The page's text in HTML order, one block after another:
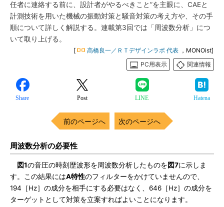
任者に連絡する前に、設計者がやるべきこと”を主眼に、CAEと
計測技術を用いた機械の振動対策と騒音対策の考え方や、その手
順について詳しく解説する。連載第3回では「周波数分析」につ
いて取り上げる。
[ 高橋良一／ＲＴデザインラボ 代表 ，MONOist]
PC用表示
関連情報
Share Post LINE Hatena
前のページへ 次のページへ
周波数分析の必要性
図1の音圧の時刻歴波形を周波数分析したものを図7に示しま
す。この結果にはA特性のフィルターをかけていませんので、
194［Hz］の成分を相手にする必要はなく、646［Hz］の成分を
ターゲットとして対策を立案すればよいことになります。